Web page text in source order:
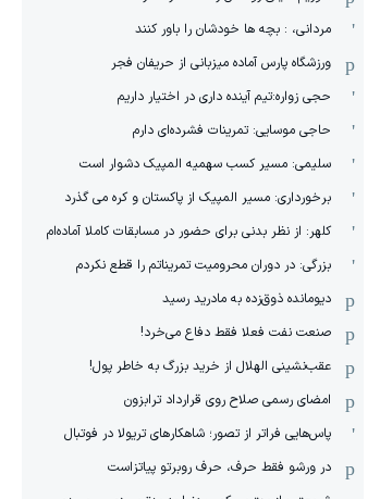
مردانی، : بچه ها خودشان را باور کنند
ورزشگاه پارس آماده میزبانی از حریفان فجر
حجی زواره:تیم آینده داری در اختیار داریم
حاجی موسایی: تمرینات فشرده‌ای دارم
سلیمی: مسیر کسب سهمیه المپیک دشوار است
برخورداری: مسیر المپیک از پاکستان و کره می گذرد
کلهر: از نظر بدنی برای حضور در مسابقات کاملا آماده‌ام
بزرگی: در دوران محرومیت تمریناتم را قطع نکردم
دیومانده ذوق‌زده به مادرید رسید
صنعت نفت فعلا فقط دفاع می‌خرد!
عقب‌نشینی الهلال از خرید بزرگ به خاطر پول!
امضای رسمی صلاح روی قرارداد ترابزون
پاس‌هایی فراتر از تصور؛ شاهکارهای تریولا در فوتبال
در ورشو فقط حرف، حرف روبرتو پیاتزاست